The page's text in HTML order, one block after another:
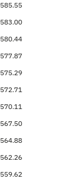
585.55
583.00
580.44
577.87
575.29
572.71
570.11
567.50
564.88
562.26
559.62